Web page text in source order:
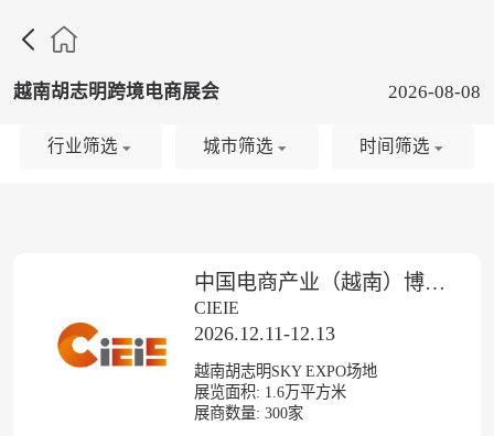

越南胡志明跨境电商展会 2026-08-08
中国电商产业（越南）博览会
CIEIE
2026.12.11-12.13
越南胡志明SKY EXPO场地
展览面积: 1.6万平方米
展商数量: 300家
行业筛选 城市筛选 时间筛选